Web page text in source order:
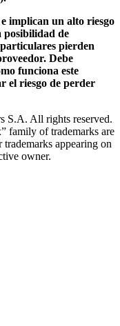
implican un alto riesgo
posibilidad de
pierden
Debe
funciona este
el riesgo de perder
S.A. All rights reserved.
family of trademarks are
appearing on
owner.